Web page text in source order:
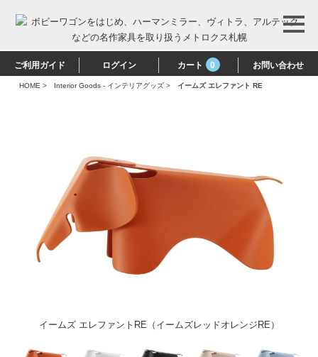
ご利用ガイド ログイン カート 0 お問い合わせ
HOME > Interior Goods - インテリアグッズ > イームズ エレファント RE
イームズ エレファントRE（イームズレッドオレンジRE）